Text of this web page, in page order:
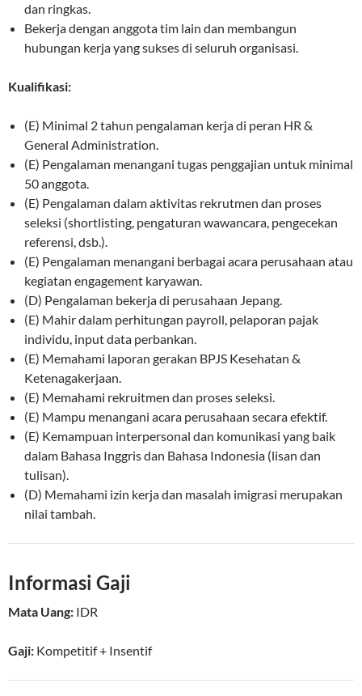
dan ringkas.
Bekerja dengan anggota tim lain dan membangun
hubungan kerja yang sukses di seluruh organisasi.
Kualifikasi:
(E) Minimal 2 tahun pengalaman kerja di peran HR &
General Administration.
(E) Pengalaman menangani tugas penggajian untuk minimal
50 anggota.
(E) Pengalaman dalam aktivitas rekrutmen dan proses
seleksi (shortlisting, pengaturan wawancara, pengecekan
referensi, dsb.).
(E) Pengalaman menangani berbagai acara perusahaan atau
kegiatan engagement karyawan.
(D) Pengalaman bekerja di perusahaan Jepang.
(E) Mahir dalam perhitungan payroll, pelaporan pajak
individu, input data perbankan.
(E) Memahami laporan gerakan BPJS Kesehatan &
Ketenagakerjaan.
(E) Memahami rekruitmen dan proses seleksi.
(E) Mampu menangani acara perusahaan secara efektif.
(E) Kemampuan interpersonal dan komunikasi yang baik
dalam Bahasa Inggris dan Bahasa Indonesia (lisan dan
tulisan).
(D) Memahami izin kerja dan masalah imigrasi merupakan
nilai tambah.
Informasi Gaji
Mata Uang: IDR
Gaji: Kompetitif+ Insentif